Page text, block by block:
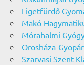
Ligetfürdő
Makó
Mórahalmi
Orosháza-
Szarvasi Szent